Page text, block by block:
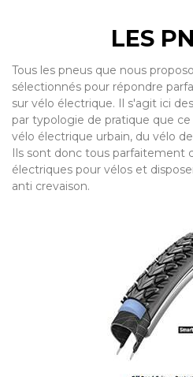
LES
Tous les pneus que nous
sélectionnés pour répondre
sur vélo électrique. Il s'agit ici
par typologie de pratique que ce
vélo électrique urbain, du vélo
Ils sont donc tous parfaitement
électriques pour vélos et
anti crevaison.